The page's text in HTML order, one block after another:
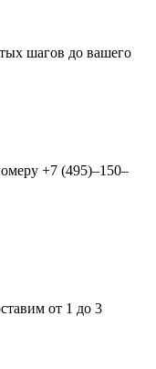
шагов до вашего
+7 (495)–150–
от 1 до 3